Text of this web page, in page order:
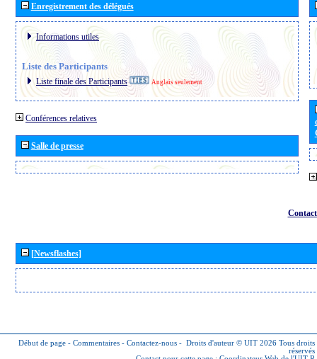
Enregistrement des délégués
Informations utiles
Liste des Participants
Liste finale des Participants Anglais seulement
Conférences relatives
Salle de presse
[Newsflashes]
Début de page - Commentaires - Contactez-nous - Droits d'auteur © UIT 2026 Tous droits
réservés